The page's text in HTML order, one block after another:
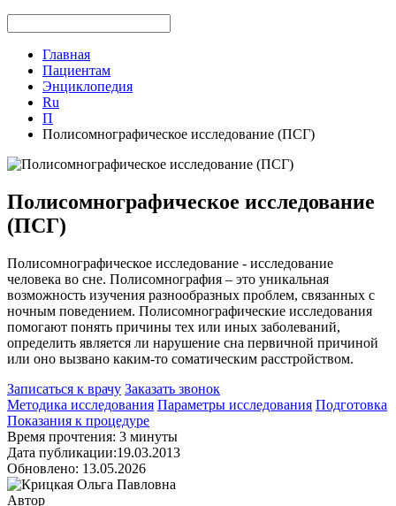
Главная
Пациентам
Энциклопедия
Ru
П
Полисомнографическое исследование (ПСГ)
Полисомнографическое исследование
(ПСГ)
Полисомнографическое исследование - исследование
человека во сне. Полисомнография – это уникальная
возможность изучения разнообразных проблем, связанных с
ночным поведением. Полисомнографические исследования
помогают понять причины тех или иных заболеваний,
определить является ли нарушение сна первичной причиной
или оно вызвано каким-то соматическим расстройством.
Записаться к врачу Заказать звонок
Методика исследования Параметры исследования Подготовка
Показания к процедуре
Время прочтения: 3 минуты
Дата публикации:19.03.2013
Обновлено: 13.05.2026
Автор